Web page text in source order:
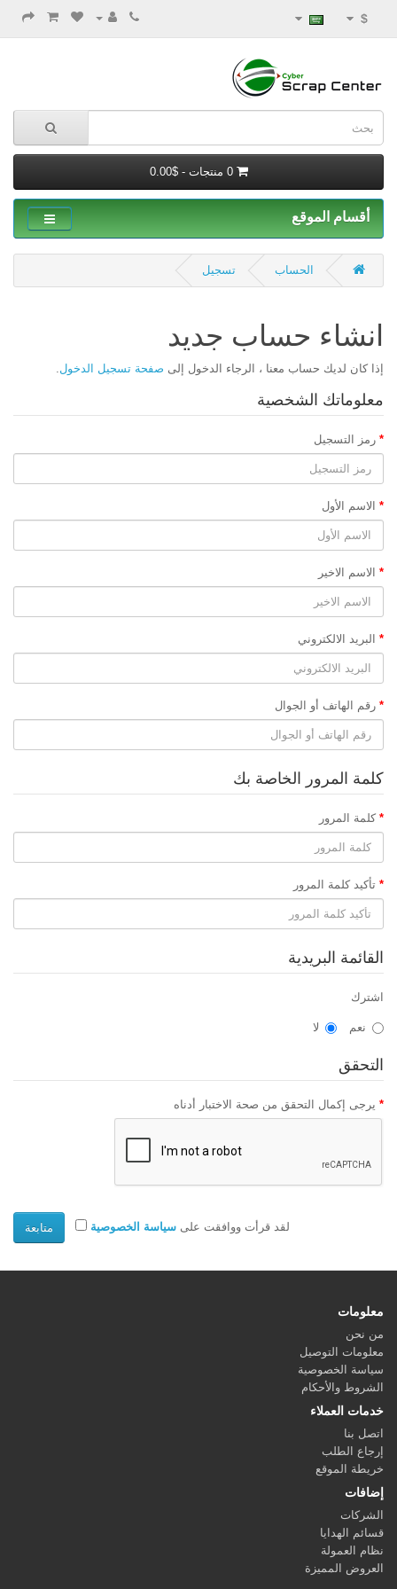
$
0 منتجات - $0.00
أقسام الموقع
الحساب تسجيل
انشاء حساب جديد
إذا كان لديك حساب معنا ، الرجاء الدخول إلى صفحة تسجيل الدخول
معلوماتك الشخصية
رمز التسجيل
الاسم الأول
الاسم الاخير
البريد الالكتروني
رقم الهاتف أو الجوال
كلمة المرور الخاصة بك
كلمة المرور
تأكيد كلمة المرور
القائمة البريدية
اشترك
نعم لا
التحقق
يرجى إكمال التحقق من صحة الاختبار أدناه
لقد قرأت ووافقت على سياسة الخصوصية
معلومات
من نحن
معلومات التوصيل
سياسة الخصوصية
الشروط والأحكام
خدمات العملاء
اتصل بنا
إرجاع الطلب
خريطة الموقع
إضافات
الشركات
قسائم الهدايا
نظام العمولة
العروض المميزة